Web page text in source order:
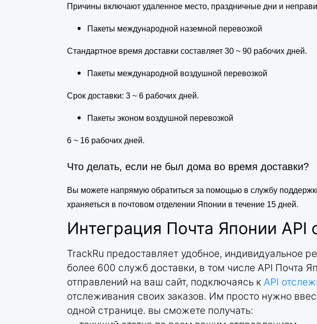
Причины включают удаленное место, праздничные дни и
Пакеты международной наземной перевозкой
Стандартное время доставки составляет 30 ~ 90 рабочих дней.
Пакеты международной воздушной перевозкой
Срок доставки: 3 ~ 6 рабочих дней.
Пакеты эконом воздушной перевозкой
6 ~ 16 рабочих дней.
Что делать, если не был дома во время доставки?
Вы можете напрямую обратиться за помощью в службу
храняеться в почтовом отделении Японии в течение 15 дней.
Интеграция Почта Японии API
TrackRu предоставляет удобное, индивидуальное
более 600 служб доставки, в том числе API Почта
отправлений на ваш сайт, подключаясь к API
отслеживания своих заказов. Им просто нужно
одной странице. вы сможете получать: